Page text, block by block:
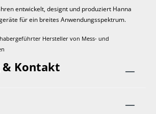
entwickelt, designt und produziert Hanna
für ein breites Anwendungs­spektrum.
Hersteller von Mess- und
& Kontakt